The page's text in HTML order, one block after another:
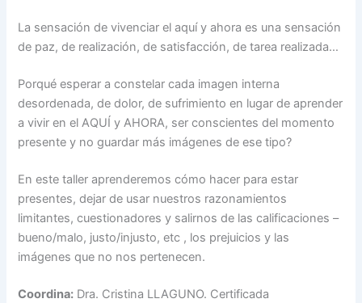
La sensación de vivenciar el aquí y ahora es una sensación
de paz, de realización, de satisfacción, de tarea realizada…
Porqué esperar a constelar cada imagen interna
desordenada, de dolor, de sufrimiento en lugar de aprender
a vivir en el AQUÍ y AHORA, ser conscientes del momento
presente y no guardar más imágenes de ese tipo?
En este taller aprenderemos cómo hacer para estar
presentes, dejar de usar nuestros razonamientos
limitantes, cuestionadores y salirnos de las calificaciones –
bueno/malo, justo/injusto, etc , los prejuicios y las
imágenes que no nos pertenecen.
Coordina: Dra. Cristina LLAGUNO. Certificada